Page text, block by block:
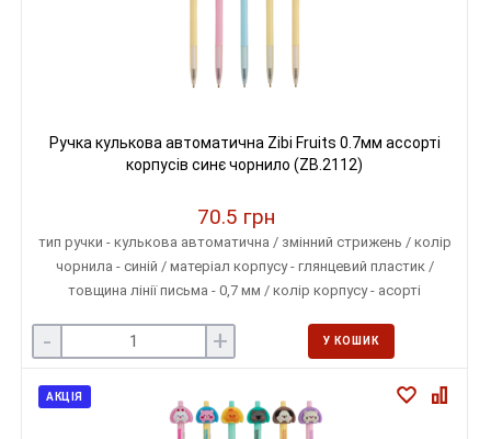
Ручка кулькова автоматична Zibi Fruits 0.7мм ассорті
корпусів синє чорнило (ZB.2112)
70.5 грн
тип ручки - кулькова автоматична / змінний стрижень / колір
чорнила - синій / матеріал корпусу - глянцевий пластик /
товщина лінії письма - 0,7 мм / колір корпусу - асорті
- + У КОШИК
АКЦІЯ